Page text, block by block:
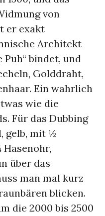
von
er exakt
Architekt
Puh“ bindet, und
Golddraht,
Ein wahrlich
wie die
Für das Dubbing
gelb, mit ½
Hasenohr,
über das
man mal kurz
blicken.
die 2000 bis 2500